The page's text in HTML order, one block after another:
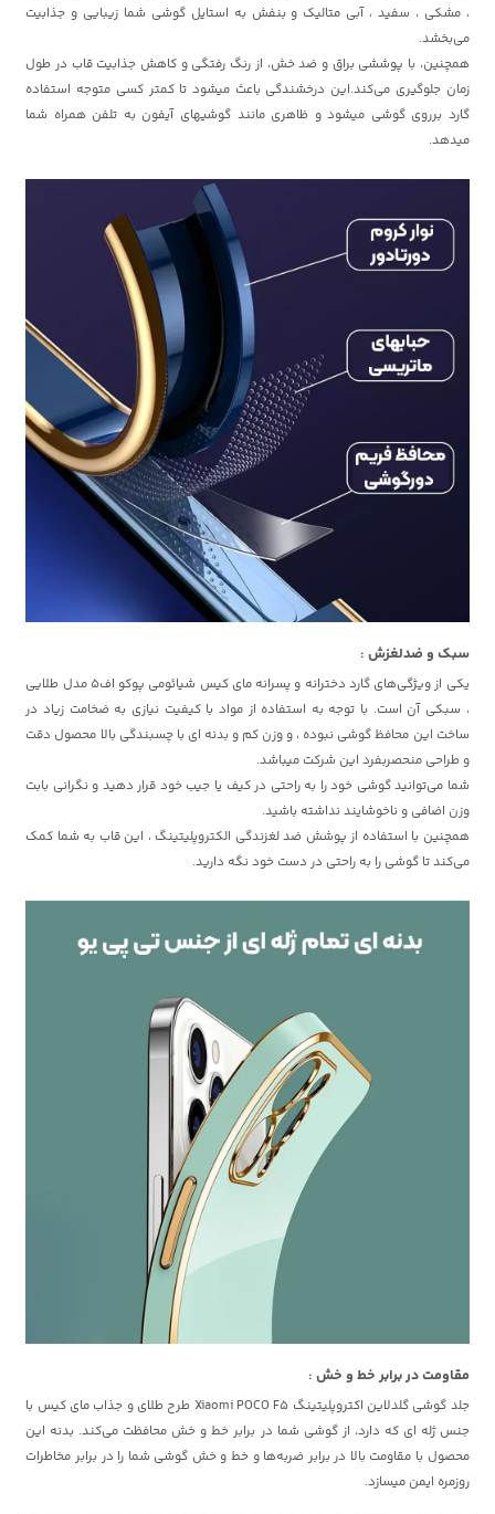
، مشکی ، سفید ، آبی متالیک و بنفش به استایل گوشی شما زیبایی و جذابیت
می‌بخشد.
همچنین، با پوششی براق و ضد خش، از رنگ رفتگی و کاهش جذابیت قاب در طول
زمان جلوگیری می‌کند.این درخشندگی باعث میشود تا کمتر کسی متوجه استفاده
گارد برروی گوشی میشود و ظاهری مانند گوشیهای آیفون به تلفن همراه شما
میدهد.
سبک و ضدلغزش :
یکی از ویژگی‌های گارد دخترانه و پسرانه مای کیس شیائومی پوکو اف5 مدل طلایی
، سبکی آن است. با توجه به استفاده از مواد با کیفیت نیازی به ضخامت زیاد در
ساخت این محافظ گوشی نبوده ، و وزن کم و بدنه ای با چسبندگی بالا محصول دقت
و طراحی منحصربفرد این شرکت میباشد.
شما می‌توانید گوشی خود را به راحتی در کیف یا جیب خود قرار دهید و نگرانی بابت
وزن اضافی و ناخوشایند نداشته باشید.
همچنین با استفاده از پوشش ضد لغزندگی الکتروپلیتینگ ، این قاب به شما کمک
می‌کند تا گوشی را به راحتی در دست خود نگه دارید.
مقاومت در برابر خط و خش :
جلد گوشی گلدلاین اکتروپلیتینگ Xiaomi POCO F5 طرح طلای و جذاب مای کیس با
جنس ژله ای که دارد، از گوشی شما در برابر خط و خش محافظت می‌کند. بدنه این
محصول با مقاومت بالا در برابر ضربه‌ها و خط و خش‌ گوشی شما را در برابر مخاطرات
روزمره ایمن میسازد.